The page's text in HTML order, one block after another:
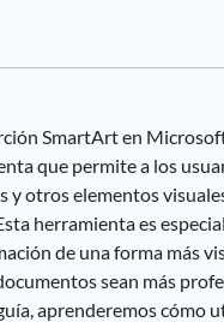
SmartArt en
que permite a los
y otros elementos
herramienta es
de una forma más
sean más
aprenderemos cómo